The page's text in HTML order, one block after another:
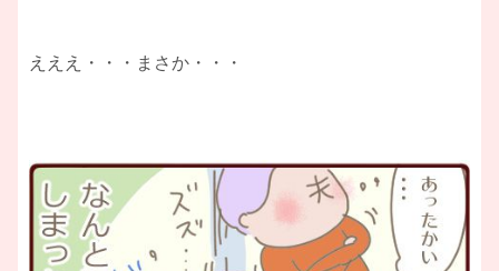
えええ・・・まさか・・・